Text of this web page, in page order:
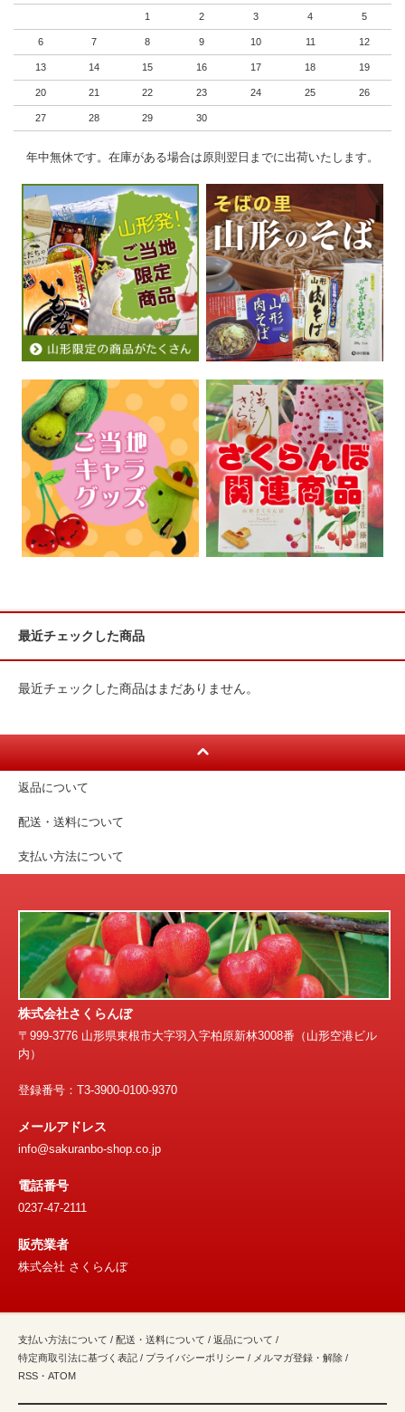
1 2 3 4 5
6 7 8 9 10 11 12
13 14 15 16 17 18 19
20 21 22 23 24 25 26
27 28 29 30
年中無休です。在庫がある場合は原則翌日までに出荷いたします。
最近チェックした商品
最近チェックした商品はまだありません。
返品について
配送・送料について
支払い方法について
株式会社さくらんぼ
〒999-3776 山形県東根市大字羽入字柏原新林3008番（山形空港ビル
内）
登録番号：T3-3900-0100-9370
メールアドレス
info@sakuranbo-shop.co.jp
電話番号
0237-47-2111
販売業者
株式会社 さくらんぼ
支払い方法について / 配送・送料について / 返品について /
特定商取引法に基づく表記 / プライバシーポリシー / メルマガ登録・解除 /
RSS ・ ATOM